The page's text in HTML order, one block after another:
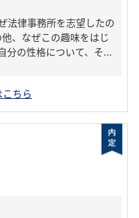
法律事務所を志望したの
、なぜこの趣味をはじ
分の性格について、そ...
ちら